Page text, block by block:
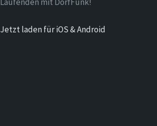
Jetzt laden für iOS & Android